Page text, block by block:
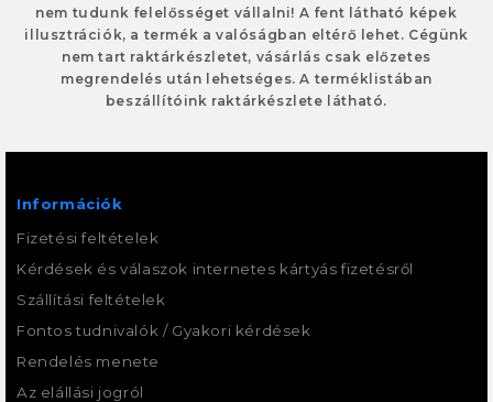
nem tudunk felelősséget vállalni! A fent látható képek
illusztrációk, a termék a valóságban eltérő lehet. Cégünk
nem tart raktárkészletet, vásárlás csak előzetes
megrendelés után lehetséges. A terméklistában
beszállítóink raktárkészlete látható.
Információk
Fizetési feltételek
Kérdések és válaszok internetes kártyás fizetésről
Szállítási feltételek
Fontos tudnivalók / Gyakori kérdések
Rendelés menete
Az elállási jogról